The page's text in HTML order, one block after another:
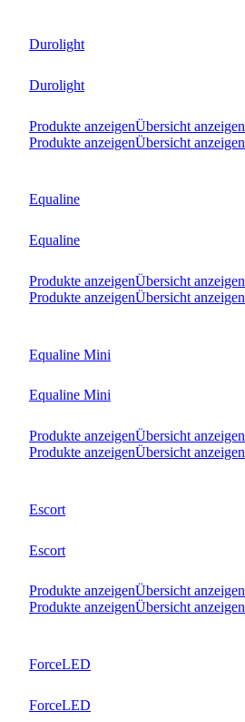
Durolight
Durolight
Produkte anzeigenÜbersicht anzeigen
Produkte anzeigenÜbersicht anzeigen
Equaline
Equaline
Produkte anzeigenÜbersicht anzeigen
Produkte anzeigenÜbersicht anzeigen
Equaline Mini
Equaline Mini
Produkte anzeigenÜbersicht anzeigen
Produkte anzeigenÜbersicht anzeigen
Escort
Escort
Produkte anzeigenÜbersicht anzeigen
Produkte anzeigenÜbersicht anzeigen
ForceLED
ForceLED